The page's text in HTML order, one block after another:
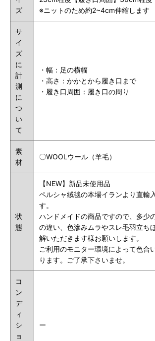
ズ
※ニットのため約2~4cm伸縮します
サ
イ
ズ
に
計
測
に
つ
い
て
・幅：足の横幅
・高さ：かかとから履き口まで
・履き口周囲：履き口の周り
素
材
〇WOOLウール（羊毛）
状
態
【NEW】新品未使用品
ペルシャ絨毯の本場イランより直輸
す。
ハンドメイドの商品ですので、多少
の違い、色滲みムラやスレ毛羽立ち
解いただきます様お願いします。
ご利用のモニター環境によって色合
ります。ご了承下さいませ。
コ
ン
デ
ィ
シ
ョ
ー